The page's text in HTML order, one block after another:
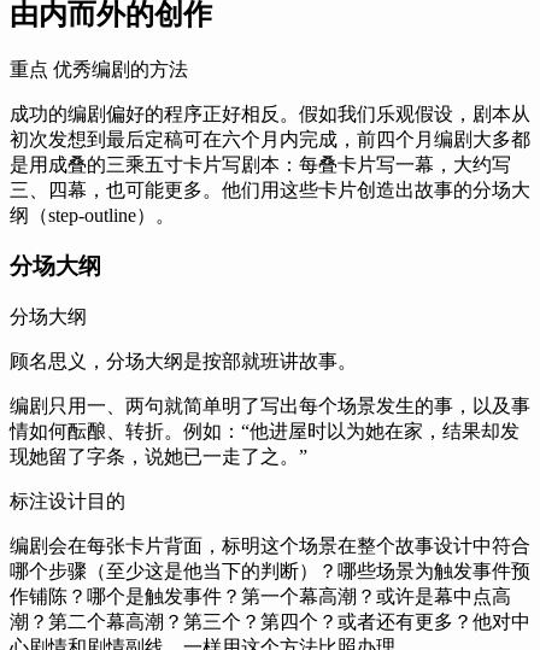
由内而外的创作
重点 优秀编剧的方法
成功的编剧偏好的程序正好相反。假如我们乐观假设，剧本从
初次发想到最后定稿可在六个月内完成，前四个月编剧大多都
是用成叠的三乘五寸卡片写剧本：每叠卡片写一幕，大约写
三、四幕，也可能更多。他们用这些卡片创造出故事的分场大
纲（step-outline）。
分场大纲
分场大纲
顾名思义，分场大纲是按部就班讲故事。
编剧只用一、两句就简单明了写出每个场景发生的事，以及事
情如何酝酿、转折。例如：“他进屋时以为她在家，结果却发
现她留了字条，说她已一走了之。”
标注设计目的
编剧会在每张卡片背面，标明这个场景在整个故事设计中符合
哪个步骤（至少这是他当下的判断）？哪些场景为触发事件预
作铺陈？哪个是触发事件？第一个幕高潮？或许是幕中点高
潮？第二个幕高潮？第三个？第四个？或者还有更多？他对中